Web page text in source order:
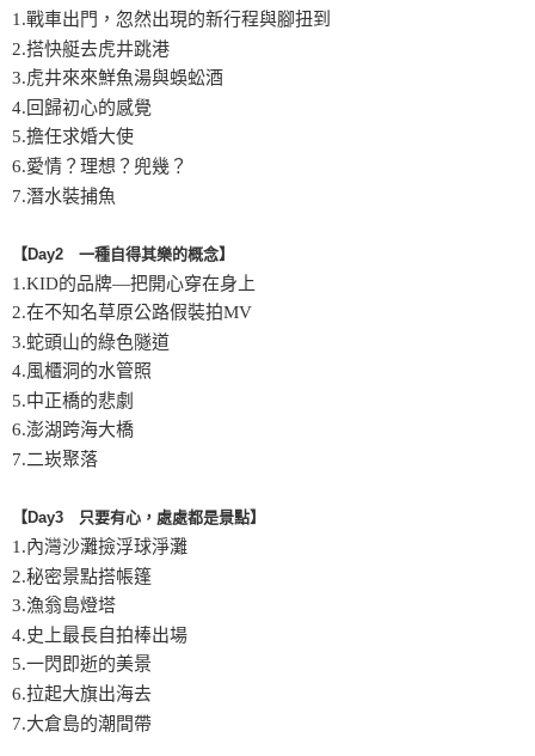
1.戰車出門，忽然出現的新行程與腳扭到
2.搭快艇去虎井跳港
3.虎井來來鮮魚湯與蜈蚣酒
4.回歸初心的感覺
5.擔任求婚大使
6.愛情？理想？兜幾？
7.潛水裝捕魚
【Day2 一種自得其樂的概念】
1.KID的品牌—把開心穿在身上
2.在不知名草原公路假裝拍MV
3.蛇頭山的綠色隧道
4.風櫃洞的水管照
5.中正橋的悲劇
6.澎湖跨海大橋
7.二崁聚落
【Day3 只要有心，處處都是景點】
1.內灣沙灘撿浮球淨灘
2.秘密景點搭帳篷
3.漁翁島燈塔
4.史上最長自拍棒出場
5.一閃即逝的美景
6.拉起大旗出海去
7.大倉島的潮間帶